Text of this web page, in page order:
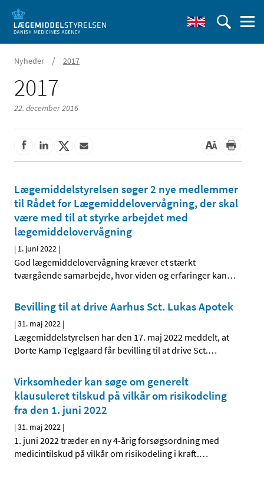
Nyheder / 2017
2017
22. december 2016
Lægemiddelstyrelsen søger 2 nye medlemmer
til Rådet for Lægemiddelovervågning, der skal
være med til at styrke arbejdet med
lægemiddelovervågning
| 1. juni 2022 |
God lægemiddelovervågning kræver et stærkt
tværgående samarbejde, hvor viden og erfaringer kan…
Bevilling til at drive Aarhus Sct. Lukas Apotek
|31. maj 2022 |
Lægemiddelstyrelsen har den 17. maj 2022 meddelt, at
Dorte Kamp Teglgaard får bevilling til at drive Sct.…
Virksomheder kan søge om generelt
klausuleret tilskud på vilkår om risikodeling
fra den 1. juni 2022
|31. maj 2022 |
1. juni 2022 træder en ny 4-årig forsøgsordning med
medicintilskud på vilkår om risikodeling i kraft.…